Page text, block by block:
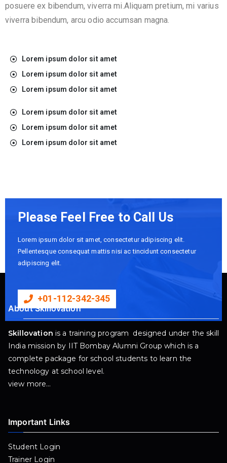
posuere ex bibendum, viverra mi.Aliquam pretium, mi varius
viverra bibendum, arcu odio accumsan magna.
Lorem ipsum dolor sit amet
Lorem ipsum dolor sit amet
Lorem ipsum dolor sit amet
Lorem ipsum dolor sit amet
Lorem ipsum dolor sit amet
Lorem ipsum dolor sit amet
Please Feel Free to Call Us
Lorem ipsum dolor sit amet, consectetur adipiscing elit.
Pellentesque consequat mattis nisi ac tincidunt consectetur
adipiscing elit.
+01-112-342-345
About Skillovation
Skillovation is a training program designed under the skill
India mission by IIT Bombay Alumni Group which is a
complete package for school students to learn the
technology at school level.
view more…
Important Links
Student Login
Trainer Login